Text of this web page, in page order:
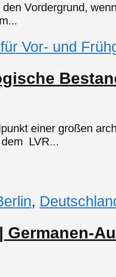
Vordergrund,
Vor- und
einer großen
LVR...
,
Germanen-